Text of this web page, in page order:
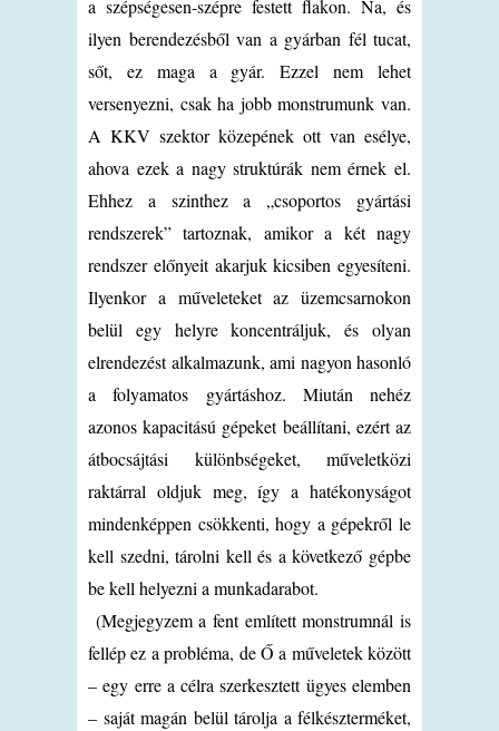
a szépségesen-szépre festett flakon. Na, és
ilyen berendezésből van a gyárban fél tucat,
sőt, ez maga a gyár. Ezzel nem lehet
versenyezni, csak ha jobb monstrumunk van.
A KKV szektor közepének ott van esélye,
ahova ezek a nagy struktúrák nem érnek el.
Ehhez a szinthez a „csoportos gyártási
rendszerek” tartoznak, amikor a két nagy
rendszer előnyeit akarjuk kicsiben egyesíteni.
Ilyenkor a műveleteket az üzemcsarnokon
belül egy helyre koncentráljuk, és olyan
elrendezést alkalmazunk, ami nagyon hasonló
a folyamatos gyártáshoz. Miután nehéz
azonos kapacitású gépeket beállítani, ezért az
átbocsájtási különbségeket, műveletközi
raktárral oldjuk meg, így a hatékonyságot
mindenképpen csökkenti, hogy a gépekről le
kell szedni, tárolni kell és a következő gépbe
be kell helyezni a munkadarabot.
(Megjegyzem a fent említett monstrumnál is
fellép ez a probléma, de Ő a műveletek között
– egy erre a célra szerkesztett ügyes elemben
– saját magán belül tárolja a félkészterméket,